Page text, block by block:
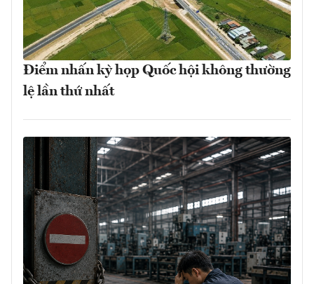
Điểm nhấn kỳ họp Quốc hội không thường
lệ lần thứ nhất